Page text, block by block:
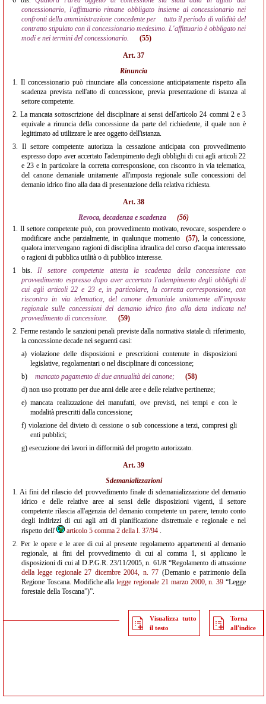
concessionario, l'affittuario rimane obbligato insieme al concessionario nei
confronti della amministrazione concedente per
tutto il periodo di validità del
contratto stipulato con il concessionario medesimo. L'affittuario è obbligato nei
modi e nei termini del concessionario.
(55)
Art. 37
Rinuncia
1. Il concessionario può rinunciare alla concessione anticipatamente rispetto alla
scadenza prevista nell'atto di concessione, previa presentazione di istanza al
settore competente.
2. La mancata sottoscrizione del disciplinare ai sensi dell'articolo 24 commi 2 e 3
equivale a rinuncia della concessione da parte del richiedente, il quale non è
legittimato ad utilizzare le aree oggetto dell'istanza.
3. Il settore competente autorizza la cessazione anticipata con provvedimento
espresso dopo aver accertato l'adempimento degli obblighi di cui agli articoli 22
e 23 e in particolare la corretta corresponsione, con riscontro in via telematica,
del canone demaniale unitamente all'imposta regionale sulle concessioni del
demanio idrico fino alla data di presentazione della relativa richiesta.
Art. 38
Revoca, decadenza e scadenza
(56)
1. Il settore competente può, con provvedimento motivato, revocare, sospendere o
modificare anche parzialmente, in qualunque momento
(57), la concessione,
qualora intervengano ragioni di disciplina idraulica del corso d'acqua interessato
o ragioni di pubblica utilità o di pubblico interesse.
1 bis.
Il settore competente attesta la scadenza della concessione con
provvedimento espresso dopo aver accertato l'adempimento degli obblighi di
cui agli articoli 22 e 23 e, in particolare, la corretta corresponsione, con
riscontro in via telematica, del canone demaniale unitamente all'imposta
regionale sulle concessioni del demanio idrico fino alla data indicata nel
provvedimento di concessione.
(59)
2. Ferme restando le sanzioni penali previste dalla normativa statale di riferimento,
la concessione decade nei seguenti casi:
a) violazione delle disposizioni e prescrizioni contenute in disposizioni
legislative, regolamentari o nel disciplinare di concessione;
b)
mancato pagamento di due annualità del canone;
(58)
d) non uso protratto per due anni delle aree e delle relative pertinenze;
e) mancata realizzazione dei manufatti, ove previsti, nei tempi e con le
modalità prescritti dalla concessione;
f) violazione del divieto di cessione o sub concessione a terzi, compresi gli
enti pubblici;
g) esecuzione dei lavori in difformità del progetto autorizzato.
Art. 39
Sdemanializzazioni
1. Ai fini del rilascio del provvedimento finale di sdemanializzazione del demanio
idrico e delle relative aree ai sensi delle disposizioni vigenti, il settore
competente rilascia all'agenzia del demanio competente un parere, tenuto conto
degli indirizzi di cui agli atti di pianificazione distrettuale e regionale e nel
rispetto dell'
articolo 5 comma 2 della l. 37/94 .
2. Per le opere e le aree di cui al presente regolamento appartenenti al demanio
regionale, ai fini del provvedimento di cui al comma 1, si applicano le
disposizioni di cui al D.P.G.R. 23/11/2005, n. 61/R “Regolamento di attuazione
della legge regionale 27 dicembre 2004, n. 77 (Demanio e patrimonio della
Regione Toscana. Modifiche allalegge regionale 21 marzo 2000, n. 39 “Legge
forestale della Toscana”)”.
Visualizza tutto
il testo
Torna
all'indice